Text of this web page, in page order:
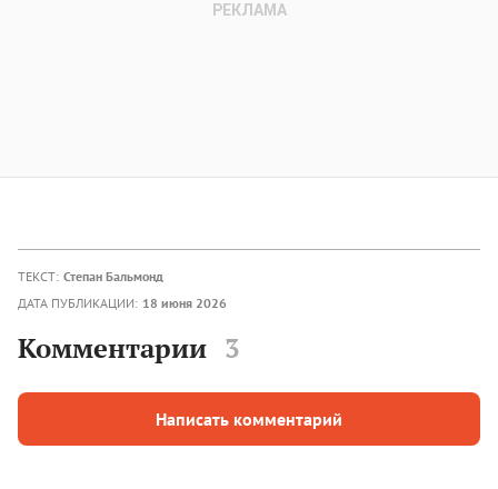
ТЕКСТ: Степан Бальмонд
ДАТА ПУБЛИКАЦИИ: 18 июня 2026
Комментарии 3
Написать комментарий